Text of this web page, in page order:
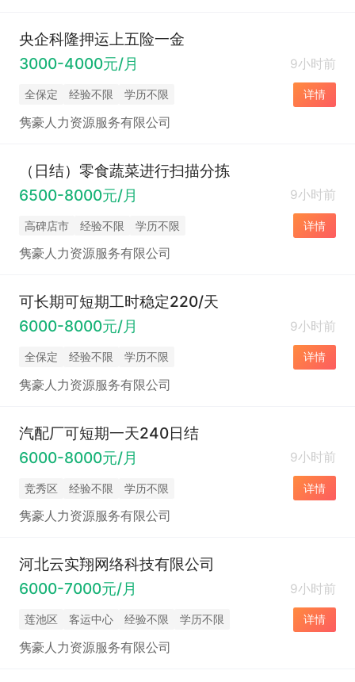
央企科隆押运上五险一金
3000-4000元/月
9小时前
全保定 经验不限 学历不限 详情
隽豪人力资源服务有限公司
（日结）零食蔬菜进行扫描分拣
6500-8000元/月
9小时前
高碑店市 经验不限 学历不限 详情
隽豪人力资源服务有限公司
可长期可短期工时稳定220/天
6000-8000元/月
9小时前
全保定 经验不限 学历不限 详情
隽豪人力资源服务有限公司
汽配厂可短期一天240日结
6000-8000元/月
9小时前
竞秀区 经验不限 学历不限 详情
隽豪人力资源服务有限公司
河北云实翔网络科技有限公司
6000-7000元/月
9小时前
莲池区 客运中心 经验不限 学历不限 详情
隽豪人力资源服务有限公司